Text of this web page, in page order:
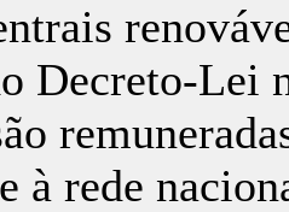
Decreto-Lei
à rede